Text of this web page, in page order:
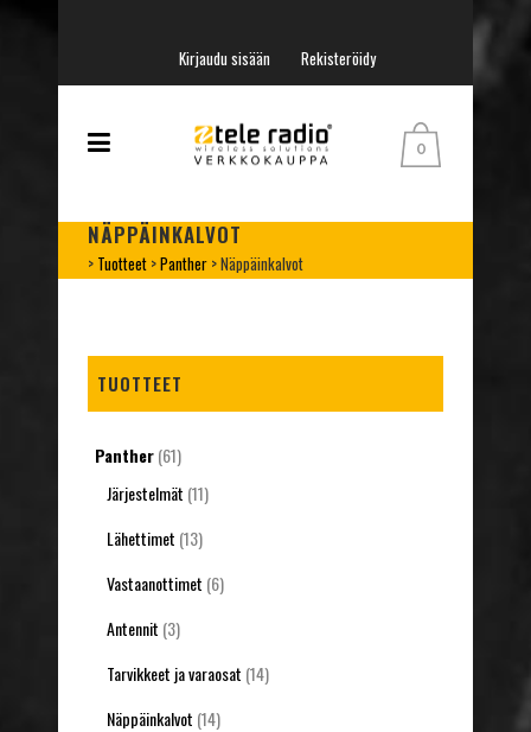
Kirjaudu sisään Rekisteröidy
0
NÄPPÄINKALVOT
> Tuotteet >Panther >Näppäinkalvot
TUOTTEET
Panther(61)
Järjestelmät (11)
Lähettimet (13)
Vastaanottimet (6)
Antennit (3)
Tarvikkeet ja varaosat (14)
Näppäinkalvot (14)